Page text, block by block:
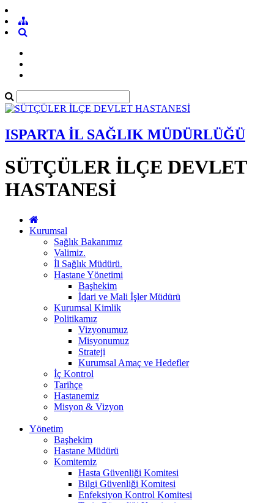
ISPARTA İL SAĞLIK MÜDÜRLÜĞÜ
SÜTÇÜLER İLÇE DEVLET
HASTANESİ
Kurumsal
Sağlık Bakanımız
Valimiz.
İl Sağlık Müdürü.
Hastane Yönetimi
Başhekim
İdari ve Mali İşler Müdürü
Kurumsal Kimlik
Politikamız
Vizyonumuz
Misyonumuz
Strateji
Kurumsal Amaç ve Hedefler
İç Kontrol
Tarihçe
Hastanemiz
Misyon & Vizyon
Yönetim
Başhekim
Hastane Müdürü
Komitemiz
Hasta Güvenliği Komitesi
Bilgi Güvenliği Komitesi
Enfeksiyon Kontrol Komitesi